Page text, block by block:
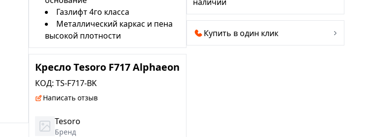
Газлифт 4го класса
Металлический каркас и пена
высокой плотности
Кресло Tesoro F717 Alphaeon S2 Black
КОД: TS-F717-BK
Написать отзыв
Tesoro
Бренд
Купить в один клик